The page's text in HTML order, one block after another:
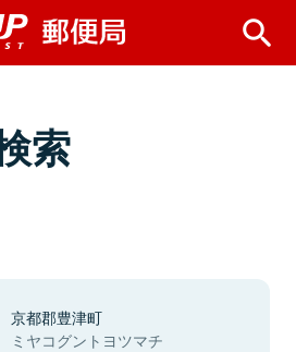
索
京都郡豊津町
ミヤコグントヨツマチ